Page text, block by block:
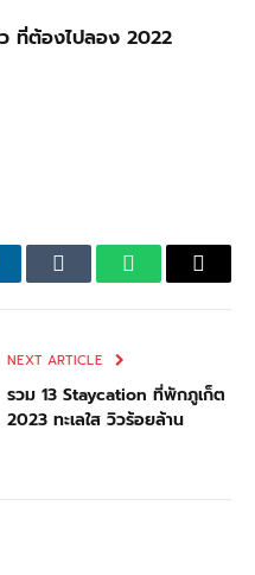
ที่ต้องไปลอง 2022
TumblrWhatsApp
Email
NEXT ARTICLE
รวม 13 Staycation ที่พักภูเก็ต
2023 ทะเลใส วิวร้อยล้าน